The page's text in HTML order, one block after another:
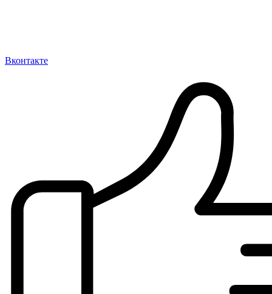
Вконтакте